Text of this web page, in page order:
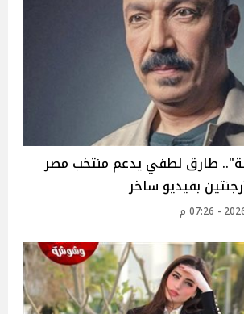
طارق لطفي يدعم منتخب مصر
بفيديو ساخر